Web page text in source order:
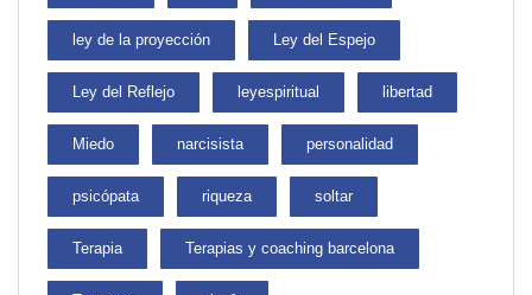
ley de la proyección Ley del Espejo
Ley del Reflejo leyespiritual libertad
Miedo narcisista personalidad
psicópata riqueza soltar
Terapia Terapias y coaching barcelona